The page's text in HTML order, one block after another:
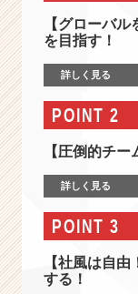
【グローバ
を目指す！
詳しく見る
POINT 2
【圧倒的チ
詳しく見る
POINT 3
【社風は自
する！